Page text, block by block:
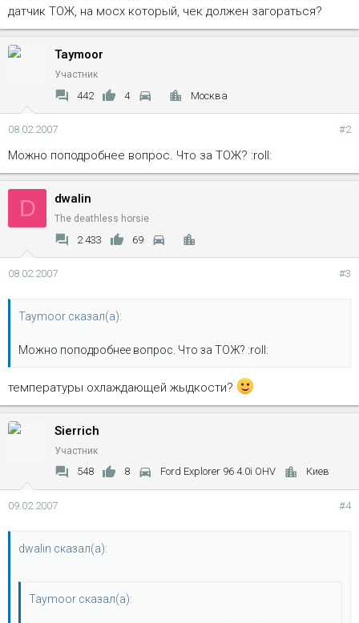
датчик ТОЖ, на мосх который, чек должен загораться?
Taymoor
Участник
442 4 Москва
08.02.2007 #2
Можно поподробнее вопрос. Что за ТОЖ? :roll:
D dwalin
The deathless horsie
2 433 69
08.02.2007 #3
Taymoor сказал(а):
Можно поподробнее вопрос. Что за ТОЖ? :roll:
температуры охлаждающей жыдкости?
Sierrich
Участник
548 8 Ford Explorer 96 4.0i OHV Киев
09.02.2007 #4
dwalin сказал(а):
Taymoor сказал(а):